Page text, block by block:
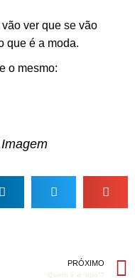
ver que se vão
que é a moda.
o mesmo:
PRÓXIMO
Quem é o ‘tipo’?